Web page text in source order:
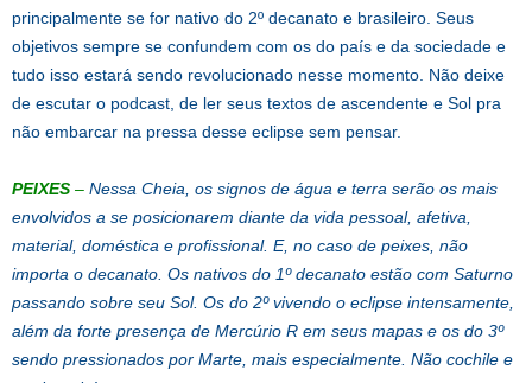
principalmente se for nativo do 2º decanato e brasileiro. Seus
objetivos sempre se confundem com os do país e da sociedade e
tudo isso estará sendo revolucionado nesse momento. Não deixe
de escutar o podcast, de ler seus textos de ascendente e Sol pra
não embarcar na pressa desse eclipse sem pensar.
PEIXES – Nessa Cheia, os signos de água e terra serão os mais
envolvidos a se posicionarem diante da vida pessoal, afetiva,
material, doméstica e profissional. E, no caso de peixes, não
importa o decanato. Os nativos do 1º decanato estão com Saturno
passando sobre seu Sol. Os do 2º vivendo o eclipse intensamente,
além da forte presença de Mercúrio R em seus mapas e os do 3º
sendo pressionados por Marte, mais especialmente. Não cochile e